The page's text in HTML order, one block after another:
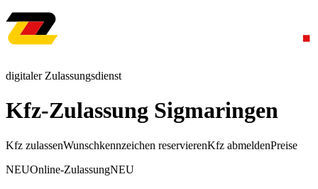
digitaler Zulassungsdienst
Kfz-Zulassung Sigmaringen
Kfz zulassenWunschkennzeichen reservierenKfz abmeldenPreise
NEUOnline-ZulassungNEU